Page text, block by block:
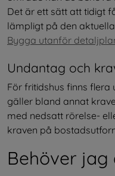
Det är ett sätt att tidigt
Bygga utanför
Undantag och
För fritidshus finns
gäller bland annat
med nedsatt rörelse-
kraven på
Behöver jag